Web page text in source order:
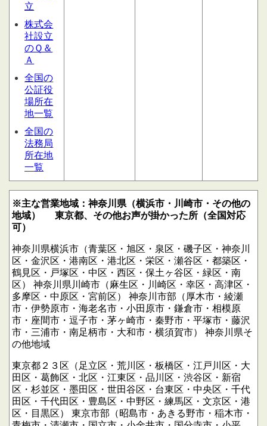
立
株式会
社設立
のＱ＆
Ａ
全国の
公証役
場所在
地一覧
全国の
法務局
所在地
一覧
※主な営業地域：神奈川県（横浜市・川崎市・その他の
地域）
東京都、その他お声が掛かった所（全国対応
可）
神奈川県横浜市（青葉区・旭区・泉区・磯子区・神奈川
区・金沢区・港南区・港北区・栄区・瀬谷区・都築区・
鶴見区・戸塚区・中区・西区・保土ヶ谷区・緑区・南
区）
神奈川県川崎市（麻生区・川崎区・幸区・高津区・
多摩区・中原区・宮前区）
神奈川市部（厚木市・綾瀬
市・伊勢原市・海老名市・小田原市・鎌倉市・相模原
市・座間市・逗子市・茅ヶ崎市・秦野市・平塚市・藤沢
市・三浦市・南足柄市・大和市・横須賀市）
神奈川県そ
の他地域
東京都２３区（足立区・荒川区・板橋区・江戸川区・大
田区・葛飾区・北区・江東区・品川区・渋谷区・新宿
区・杉並区・墨田区・世田谷区・台東区・中央区・千代
田区・千代田区・豊島区・中野区・練馬区・文京区・港
区・目黒区）
東京市部（昭島市・あきる野市・稲木市・